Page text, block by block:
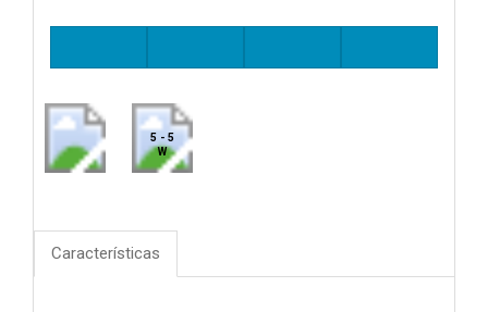
5 - 5
W
Características